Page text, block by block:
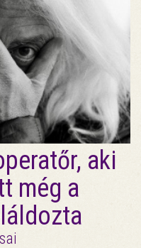
aki
még a